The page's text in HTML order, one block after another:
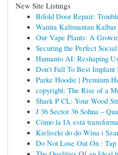
New Site Listings
Bifold Door Repair:
Wanita Kalimantan
Our Vape Plants: A
Securing the Perfect
Humanio AI: Reshaping
Don't Fall To Best Implant
Parke Hoodie | Premium
copyright: The Rise of a
Shark P CL: Your Wood
J 36 Sector 36 Sohna –
Cómo la IA está
Kieliszki do do Wina i
Do Not Lose Out On :